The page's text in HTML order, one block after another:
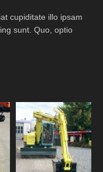
cupiditate illo ipsam
sunt. Quo, optio